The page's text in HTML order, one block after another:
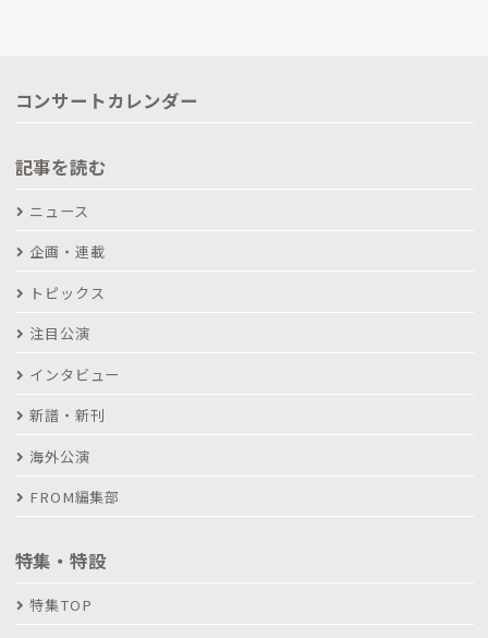
コンサートカレンダー
記事を読む
ニュース
企画・連載
トピックス
注目公演
インタビュー
新譜・新刊
海外公演
FROM編集部
特集・特設
特集TOP